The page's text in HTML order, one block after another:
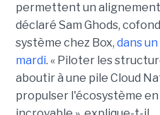
permettent un alignement
déclaré Sam Ghods,
système chez Box, dans
mardi. « Piloter les
aboutir à une pile Cloud
propulser l'écosystème en